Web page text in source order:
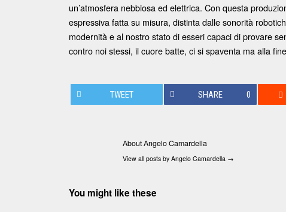
un’atmosfera nebbiosa ed elettrica. Con questa
espressiva fatta su misura, distinta dalle sonorità
modernità e al nostro stato di esseri capaci di provare
contro noi stessi, il cuore batte, ci si spaventa ma alla
TWEET SHARE 0
About Angelo Camardella
View all posts by Angelo Camardella →
You might like these